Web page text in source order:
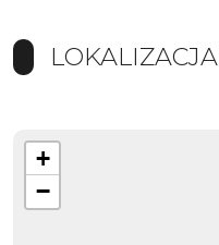
LOKALIZACJA
+
−